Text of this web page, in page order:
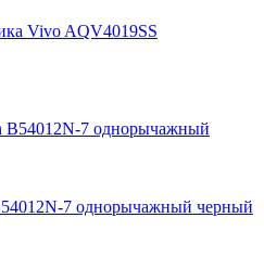
Vivo AQV4019SS
7 однорычажный черный